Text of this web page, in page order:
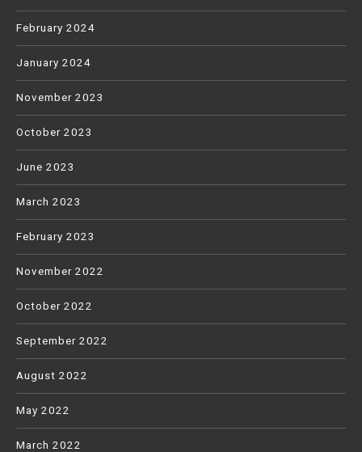
February 2024
January 2024
November 2023
October 2023
June 2023
March 2023
February 2023
November 2022
October 2022
September 2022
August 2022
May 2022
March 2022